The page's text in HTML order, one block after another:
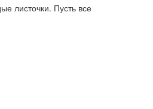
листочки. Пусть все